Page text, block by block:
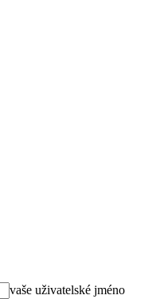
vaše uživatelské jméno